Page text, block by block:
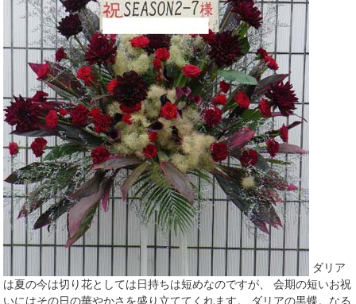
ダリア
は夏の今は切り花としては日持ちは短めなのですが、 会期の短いお祝
いにはその日の華やかさを盛り立ててくれます。 ダリアの黒蝶。なる